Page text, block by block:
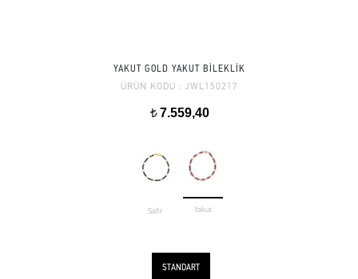
YAKUT GOLD YAKUT BİLEKLİK
ÜRÜN KODU : JWL150217
t7.559,40
Safir Yakut
STANDART